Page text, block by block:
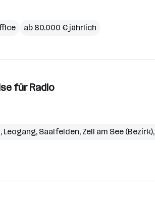
ab 80.000 € jährlich
für Radio
, Leogang, Saalfelden, Zell am See (Bezirk),